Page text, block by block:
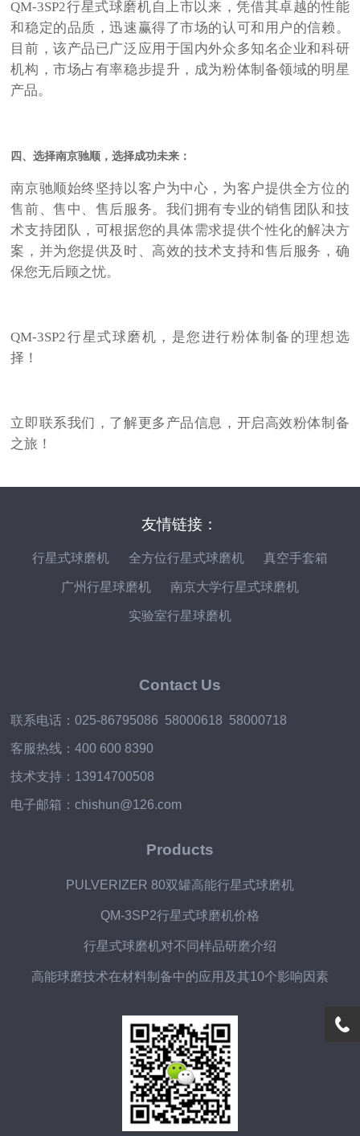
QM-3SP2行星式球磨机自上市以来，凭借其卓越的性能
和稳定的品质，迅速赢得了市场的认可和用户的信赖。
目前，该产品已广泛应用于国内外众多知名企业和科研
机构，市场占有率稳步提升，成为粉体制备领域的明星
产品。
四、选择南京驰顺，选择成功未来：
南京驰顺始终坚持以客户为中心，为客户提供全方位的
售前、售中、售后服务。我们拥有专业的销售团队和技
术支持团队，可根据您的具体需求提供个性化的解决方
案，并为您提供及时、高效的技术支持和售后服务，确
保您无后顾之忧。
QM-3SP2行星式球磨机，是您进行粉体制备的理想选
择！
立即联系我们，了解更多产品信息，开启高效粉体制备
之旅！
友情链接：
行星式球磨机 全方位行星式球磨机 真空手套箱
广州行星球磨机 南京大学行星式球磨机
实验室行星球磨机
Contact Us
联系电话：025-86795086 58000618 58000718
客服热线：400 600 8390
技术支持：13914700508
电子邮箱：chishun@126.com
Products
PULVERIZER 80双罐高能行星式球磨机
QM-3SP2行星式球磨机价格
行星式球磨机对不同样品研磨介绍
高能球磨技术在材料制备中的应用及其10个影响因素